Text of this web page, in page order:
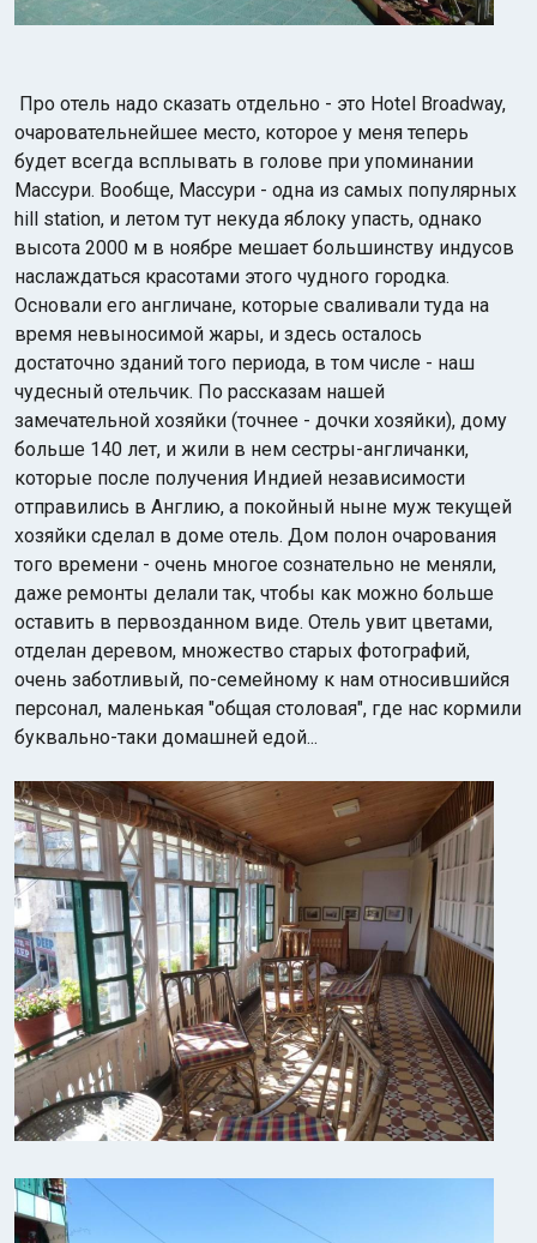
Про отель надо сказать отдельно - это Hotel Broadway,
очаровательнейшее место, которое у меня теперь
будет всегда всплывать в голове при упоминании
Массури. Вообще, Массури - одна из самых популярных
hill station, и летом тут некуда яблоку упасть, однако
высота 2000 м в ноябре мешает большинству индусов
наслаждаться красотами этого чудного городка.
Основали его англичане, которые сваливали туда на
время невыносимой жары, и здесь осталось
достаточно зданий того периода, в том числе - наш
чудесный отельчик. По рассказам нашей
замечательной хозяйки (точнее - дочки хозяйки), дому
больше 140 лет, и жили в нем сестры-англичанки,
которые после получения Индией независимости
отправились в Англию, а покойный ныне муж текущей
хозяйки сделал в доме отель. Дом полон очарования
того времени - очень многое сознательно не меняли,
даже ремонты делали так, чтобы как можно больше
оставить в первозданном виде. Отель увит цветами,
отделан деревом, множество старых фотографий,
очень заботливый, по-семейному к нам относившийся
персонал, маленькая "общая столовая", где нас кормили
буквально-таки домашней едой...